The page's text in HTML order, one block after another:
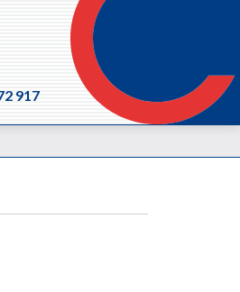
917